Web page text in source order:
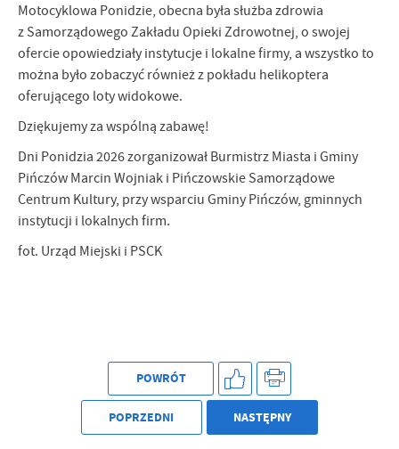
Motocyklowa Ponidzie, obecna była służba zdrowia
z Samorządowego Zakładu Opieki Zdrowotnej, o swojej
ofercie opowiedziały instytucje i lokalne firmy, a wszystko to
można było zobaczyć również z pokładu helikoptera
oferującego loty widokowe.
Dziękujemy za wspólną zabawę!
Dni Ponidzia 2026 zorganizował Burmistrz Miasta i Gminy
Pińczów Marcin Wojniak i Pińczowskie Samorządowe
Centrum Kultury, przy wsparciu Gminy Pińczów, gminnych
instytucji i lokalnych firm.
fot. Urząd Miejski i PSCK
POWRÓT
POPRZEDNI NASTĘPNY